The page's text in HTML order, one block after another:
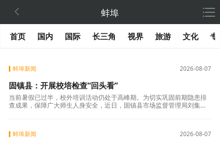
 蚌埠
首页 国内 国际 长三角 视界 旅游 文化 专
2026-08-07
蚌埠新闻
固镇县：开展校培检查“回头看”
当前暑假已过半，校外培训活动仍处于高峰期。为切实巩固前期隐患排
查成果，保障广大师生人身安全，近日，固镇县市场监督管理局刘集所
2026-08-07
蚌埠新闻